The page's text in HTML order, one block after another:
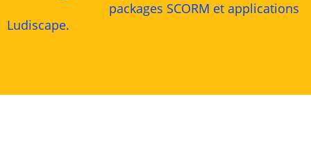
packages SCORM et applications
Ludiscape.